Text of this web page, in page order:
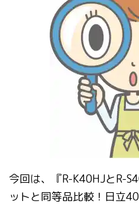
今回は、『R-K40HJとR-
ットと同等品比較！日立